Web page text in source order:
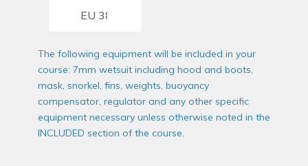
The following equipment will be included in your
course: 7mm wetsuit including hood and boots,
mask, snorkel, fins, weights, buoyancy
compensator, regulator and any other specific
equipment necessary unless otherwise noted in the
INCLUDED section of the course.